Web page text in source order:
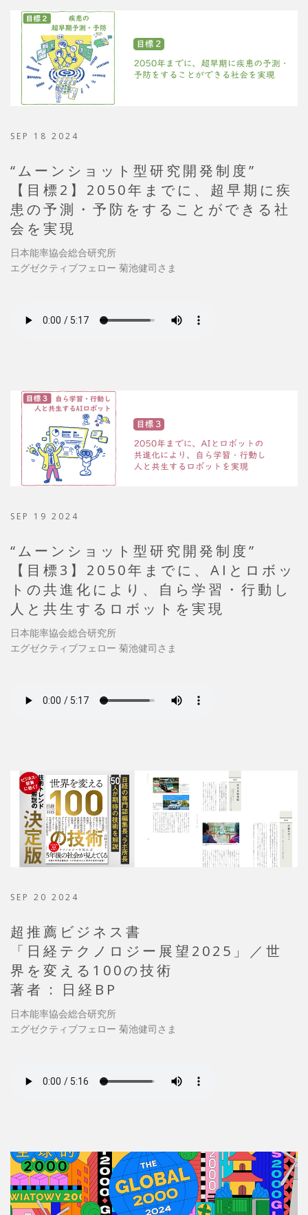
SEP 18 2024
“ムーンショット型研究開発制度”
【目標2】2050年までに、超早期に疾
患の予測・予防をすることができる社
会を実現
日本能率協会総合研究所
エグゼクティブフェロー 菊池健司さま
SEP 19 2024
“ムーンショット型研究開発制度”
【目標3】2050年までに、AIとロボッ
トの共進化により、自ら学習・行動し
人と共生するロボットを実現
日本能率協会総合研究所
エグゼクティブフェロー 菊池健司さま
SEP 20 2024
超推薦ビジネス書
「日経テクノロジー展望2025」／世
界を変える100の技術
著者 : 日経BP
日本能率協会総合研究所
エグゼクティブフェロー 菊池健司さま